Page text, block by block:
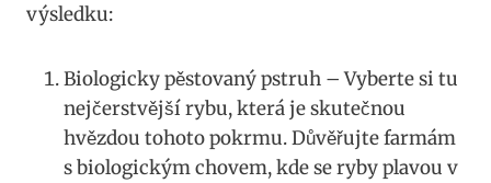
výsledku:
Biologicky pěstovaný ⁢pstruh – Vyberte si tu
nejčerstvější rybu, která je skutečnou
hvězdou tohoto pokrmu. Důvěřujte farmám
s biologickým chovem, kde​ se ryby plavou v